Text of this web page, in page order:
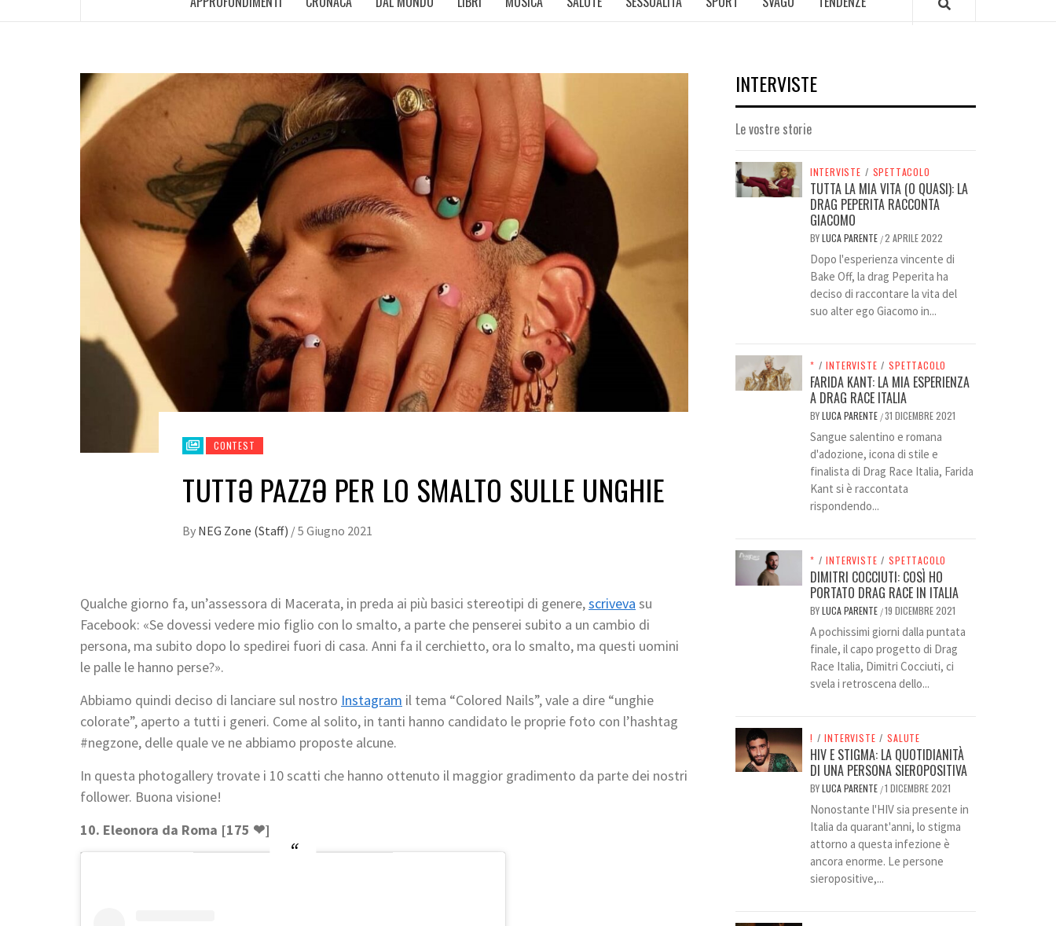
CONTEST
TUTTƏ PAZZƏ PER LO SMALTO SULLE UNGHIE
By NEG Zone (Staff) /5 Giugno 2021
Qualche giorno fa, un’assessora di Macerata, in preda ai più basici stereotipi di genere,scriveva su
Facebook: «Se dovessi vedere mio figlio con lo smalto, a parte che penserei subito a un cambio di
persona, ma subito dopo lo spedirei fuori di casa. Anni fa il cerchietto, ora lo smalto, ma questi uomini
le palle le hanno perse?».
Abbiamo quindi deciso di lanciare sul nostro Instagram il tema “Colored Nails”, vale a dire “unghie
colorate”, aperto a tutti i generi. Come al solito, in tanti hanno candidato le proprie foto con l’hashtag
#negzone, delle quale ve ne abbiamo proposte alcune.
In questa photogallery trovate i 10 scatti che hanno ottenuto il maggior gradimento da parte dei nostri
follower. Buona visione!
10. Eleonora da Roma [175 ❤]
INTERVISTE
Le vostre storie
INTERVISTE / SPETTACOLO
TUTTA LA MIA VITA (O QUASI): LA
DRAG PEPERITA RACCONTA
GIACOMO
BYLUCA PARENTE /2 APRILE 2022
Dopo l'esperienza vincente di
Bake Off, la drag Peperita ha
deciso di raccontare la vita del
suo alter ego Giacomo in...
* / INTERVISTE / SPETTACOLO
FARIDA KANT: LA MIA ESPERIENZA
A DRAG RACE ITALIA
BYLUCA PARENTE /31 DICEMBRE 2021
Sangue salentino e romana
d'adozione, icona di stile e
finalista di Drag Race Italia, Farida
Kant si è raccontata
rispondendo...
* / INTERVISTE / SPETTACOLO
DIMITRI COCCIUTI: COSÌ HO
PORTATO DRAG RACE IN ITALIA
BYLUCA PARENTE /19 DICEMBRE 2021
A pochissimi giorni dalla puntata
finale, il capo progetto di Drag
Race Italia, Dimitri Cocciuti, ci
svela i retroscena dello...
! / INTERVISTE / SALUTE
HIV E STIGMA: LA QUOTIDIANITÀ
DI UNA PERSONA SIEROPOSITIVA
BYLUCA PARENTE /1 DICEMBRE 2021
Nonostante l'HIV sia presente in
Italia da quarant'anni, lo stigma
attorno a questa infezione è
ancora enorme. Le persone
sieropositive,...